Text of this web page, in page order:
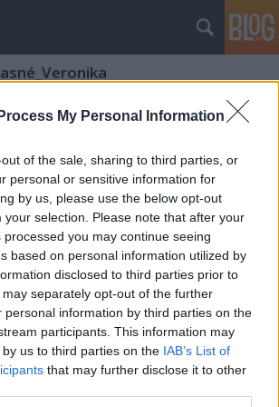
My Personal Information
of the sale, sharing to third parties, or
personal or sensitive information for
by us, please use the below opt-out
your selection. Please note that after your
you may continue seeing
based on personal information utilized by
disclosed to third parties prior to
separately opt-out of the further
personal information by third parties on the
participants. This information may
us to third parties on the IAB’s List of
that may further disclose it to other
ei Alma Máter előadás
03.
kód, Korsós Erzsébet. A képet
égi sugallat alapján, melyet
meg, ez év legelején viszont
Máter 2014.01.19.A
Máter köszöntő, majd
( Tápláló Anya) iskola
havonta